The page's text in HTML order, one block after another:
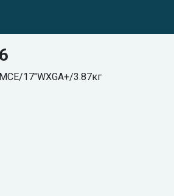
17"WXGA+/3.87кг